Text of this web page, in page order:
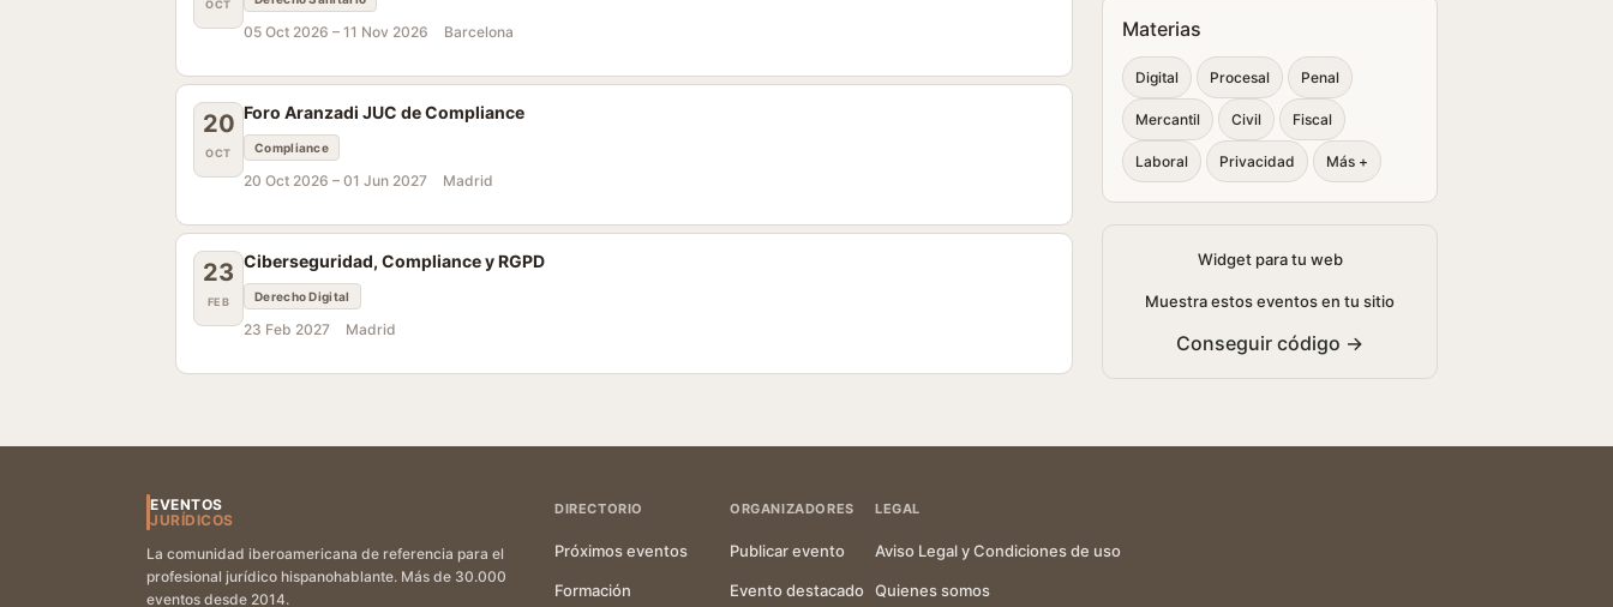
OCT
05 Oct 2026 – 11 Nov 2026 Barcelona
20
OCT
Foro Aranzadi JUC de Compliance
Compliance
20 Oct 2026 – 01 Jun 2027 Madrid
23
FEB
Ciberseguridad, Compliance y RGPD
Derecho Digital
23 Feb 2027 Madrid
Materias
Digital Procesal Penal
Mercantil Civil Fiscal
Laboral Privacidad Más +
Widget para tu web
Muestra estos eventos en tu sitio
Conseguir código →
EVENTOS
JURÍDICOS
La comunidad iberoamericana de referencia para el
profesional jurídico hispanohablante. Más de 30.000
eventos desde 2014.
DIRECTORIO
Próximos eventos
Formación
ORGANIZADORES
Publicar evento
Evento destacado
LEGAL
Aviso Legal y Condiciones de uso
Quienes somos